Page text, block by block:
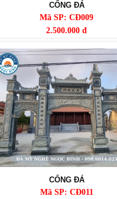
CỔNG ĐÁ
Mã SP: CĐ009
2.500.000 đ
CỔNG ĐÁ
Mã SP: CĐ011